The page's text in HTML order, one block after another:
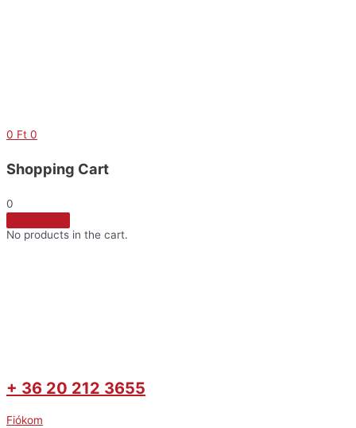
0 Ft 0
Shopping Cart
0
No products in the cart.
+ 36 20 212 3655
Fiókom